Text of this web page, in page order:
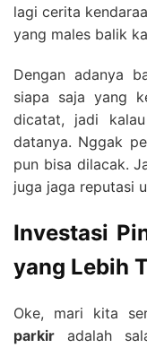
lagi cerita
yang males balik
Dengan adanya
siapa saja yang
dicatat, jadi
datanya. Nggak
pun bisa dilacak.
juga jaga reputasi
Investasi
yang Lebih
Oke, mari kita
parkir adalah